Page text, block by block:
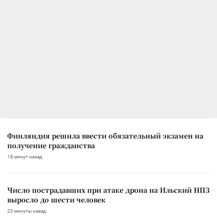
Финляндия решила ввести обязательный экзамен на
получение гражданства
18 минут назад
Число пострадавших при атаке дрона на Ильский НПЗ
выросло до шести человек
23 минуты назад